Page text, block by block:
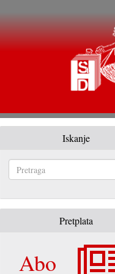
Iskanje
Pretplata
Abo